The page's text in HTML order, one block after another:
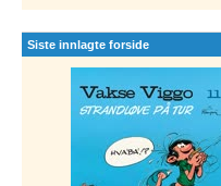
Siste innlagte forside